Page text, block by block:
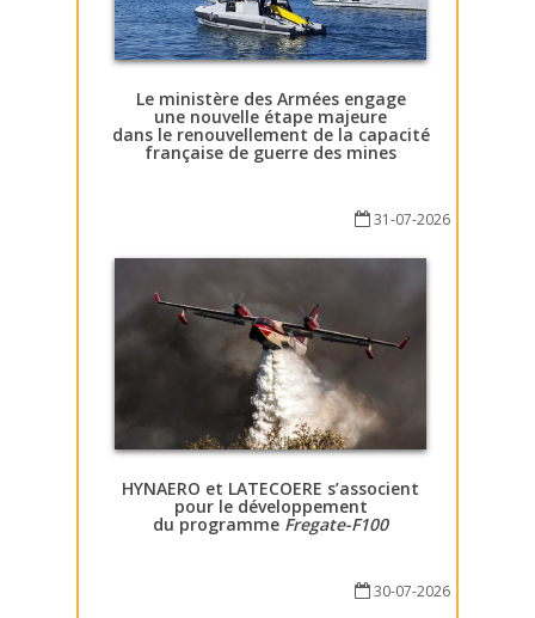
Le ministère des Armées engage
une nouvelle étape majeure
dans le renouvellement de la capacité
française de guerre des mines
31-07-2026
HYNAERO et LATECOERE s’associent
pour le développement
du programme Fregate-F100
30-07-2026